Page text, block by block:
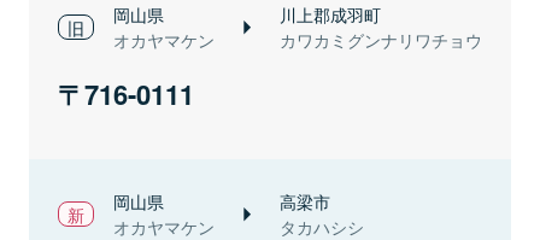
岡山県
オカヤマケン
川上郡成羽町
カワカミグンナリワチョウ
716-0111
岡山県
オカヤマケン
高梁市
タカハシシ